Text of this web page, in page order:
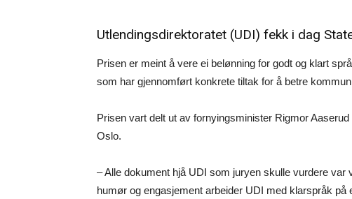
Utlendingsdirektoratet (UDI) fekk i dag
Prisen er meint å vere ei belønning for godt og klart
som har gjennomført konkrete tiltak for å betre
Prisen vart delt ut av fornyingsminister Rigmor
Oslo.
– Alle dokument hjå UDI som juryen skulle vurdere
humør og engasjement arbeider UDI med klarspråk